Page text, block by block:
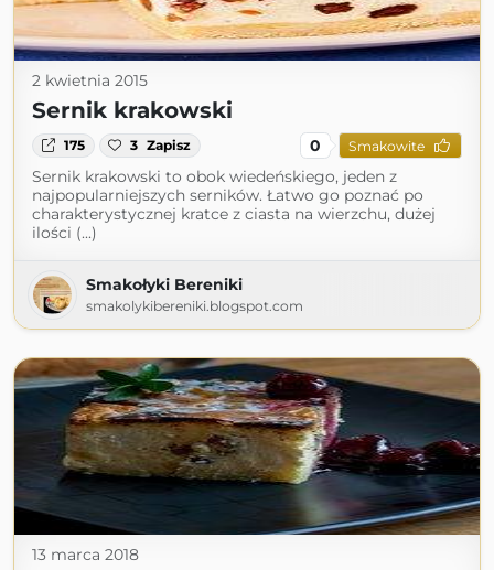
2 kwietnia 2015
Sernik krakowski
175 3 Zapisz 0 Smakowite
Sernik krakowski to obok wiedeńskiego, jeden z
najpopularniejszych serników. Łatwo go poznać po
charakterystycznej kratce z ciasta na wierzchu, dużej
ilości (...)
Smakołyki Bereniki
smakolykibereniki.blogspot.com
13 marca 2018